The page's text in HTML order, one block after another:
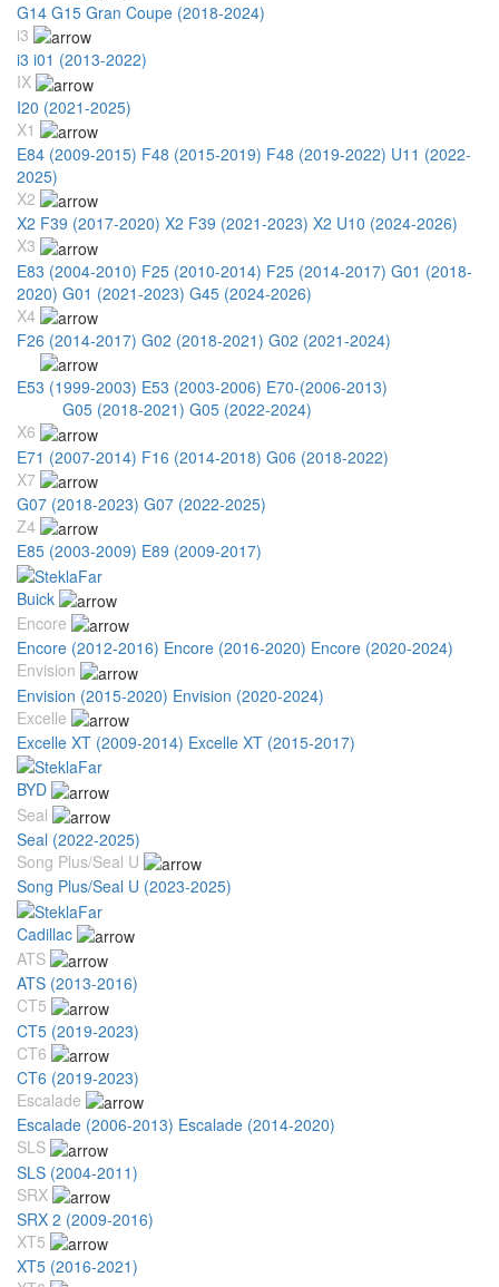
G14 G15 Gran Coupe (2018-2024)
i3
i3 i01 (2013-2022)
IX
I20 (2021-2025)
X1
E84 (2009-2015) F48 (2015-2019) F48 (2019-2022) U11 (2022-
2025)
X2
X2 F39 (2017-2020) X2 F39 (2021-2023) X2 U10 (2024-2026)
X3
E83 (2004-2010) F25 (2010-2014) F25 (2014-2017) G01 (2018-
2020) G01 (2021-2023) G45 (2024-2026)
X4
F26 (2014-2017) G02 (2018-2021) G02 (2021-2024)
E53 (1999-2003) E53 (2003-2006) E70-(2006-2013)
G05 (2018-2021) G05 (2022-2024)
X6
E71 (2007-2014) F16 (2014-2018) G06 (2018-2022)
X7
G07 (2018-2023) G07 (2022-2025)
Z4
E85 (2003-2009) E89 (2009-2017)
Buick
Encore
Encore (2012-2016) Encore (2016-2020) Encore (2020-2024)
Envision
Envision (2015-2020) Envision (2020-2024)
Excelle
Excelle XT (2009-2014) Excelle XT (2015-2017)
BYD
Seal
Seal (2022-2025)
Song Plus/Seal U
Song Plus/Seal U (2023-2025)
Cadillac
ATS
ATS (2013-2016)
CT5
CT5 (2019-2023)
CT6
CT6 (2019-2023)
Escalade
Escalade (2006-2013) Escalade (2014-2020)
SLS
SLS (2004-2011)
SRX
SRX 2 (2009-2016)
XT5
XT5 (2016-2021)